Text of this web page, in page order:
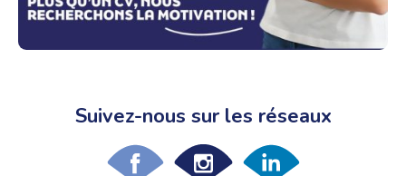
Suivez-nous sur les réseaux